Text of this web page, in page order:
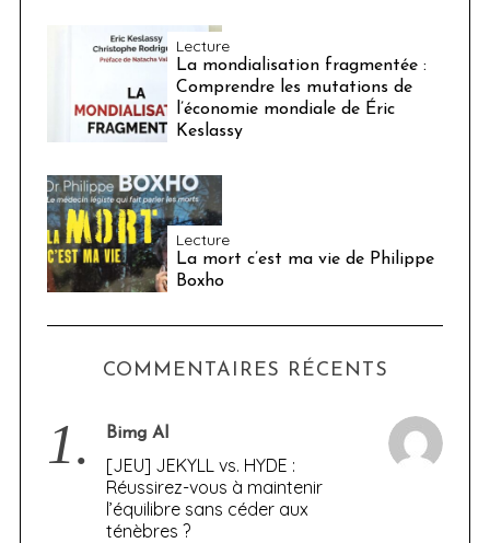
Lecture
La mondialisation fragmentée :
Comprendre les mutations de
l’économie mondiale de Éric
Keslassy
Lecture
La mort c’est ma vie de Philippe
Boxho
COMMENTAIRES RÉCENTS
1. Bimg AI
[JEU] JEKYLL vs. HYDE :
Réussirez-vous à maintenir
l’équilibre sans céder aux
ténèbres ?